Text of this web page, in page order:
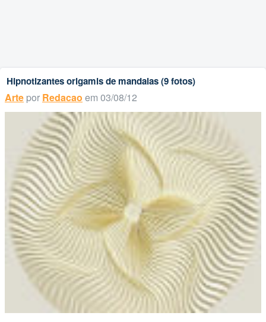
Hipnotizantes origamis de mandalas (9 fotos)
Arte por Redacao em 03/08/12